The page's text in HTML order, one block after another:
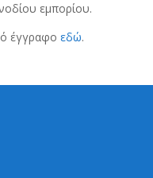
εμπορίου.
έγγραφο εδώ.